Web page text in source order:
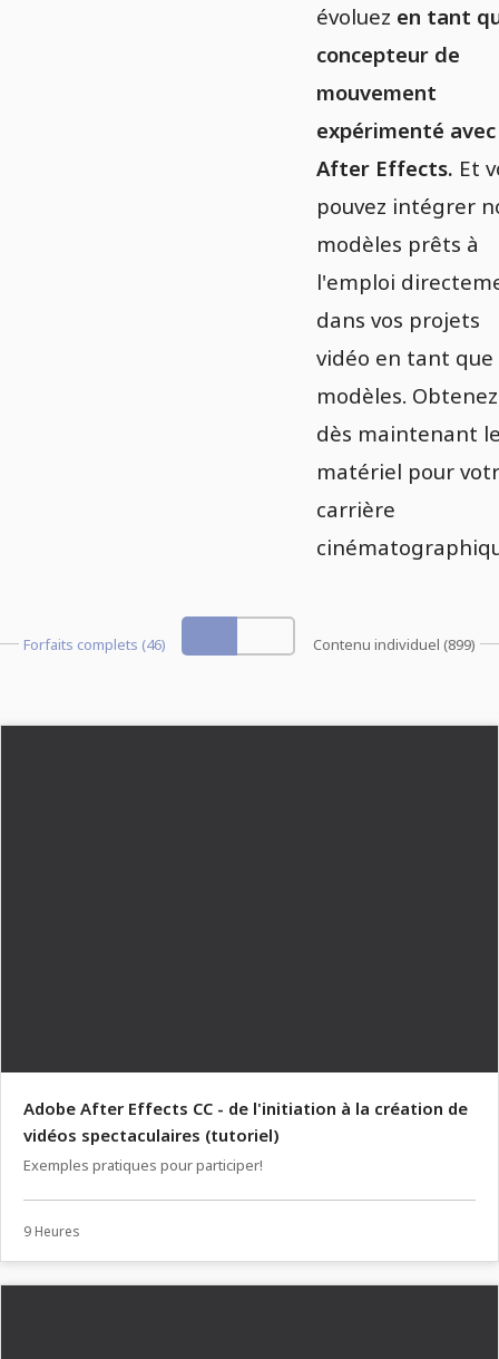
évoluez en tant
concepteur de
mouvement
expérimenté avec
After Effects. Et
pouvez intégrer
modèles prêts à
l'emploi
dans vos projets
vidéo en tant que
modèles. Obtenez
dès maintenant
matériel pour
carrière
Forfaits complets (46) Contenu individuel (899)
Adobe After Effects CC - de l'initiation à la création de
vidéos spectaculaires (tutoriel)
Exemples pratiques pour participer!
9 Heures